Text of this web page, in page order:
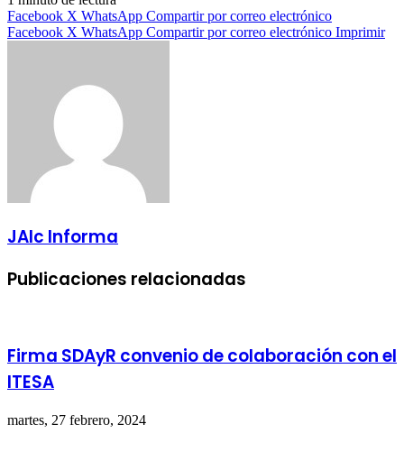
Facebook X WhatsApp Compartir por correo electrónico
Facebook X WhatsApp Compartir por correo electrónico Imprimir
JAlc Informa
Publicaciones relacionadas
Firma SDAyR convenio de colaboración con el
ITESA
martes, 27 febrero, 2024